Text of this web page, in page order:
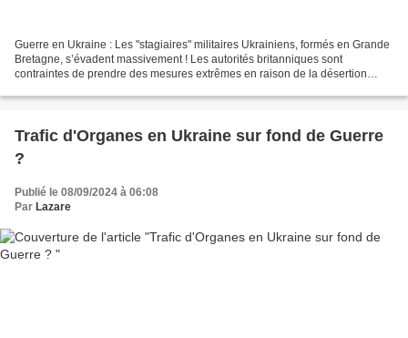
Guerre en Ukraine : Les "stagiaires" militaires Ukrainiens, formés en Grande
Bretagne, s’évadent massivement ! Les autorités britanniques sont
contraintes de prendre des mesures extrêmes en raison de la désertion
Trafic d'Organes en Ukraine sur fond de Guerre
?
Publié le 08/09/2024 à 06:08
Par Lazare